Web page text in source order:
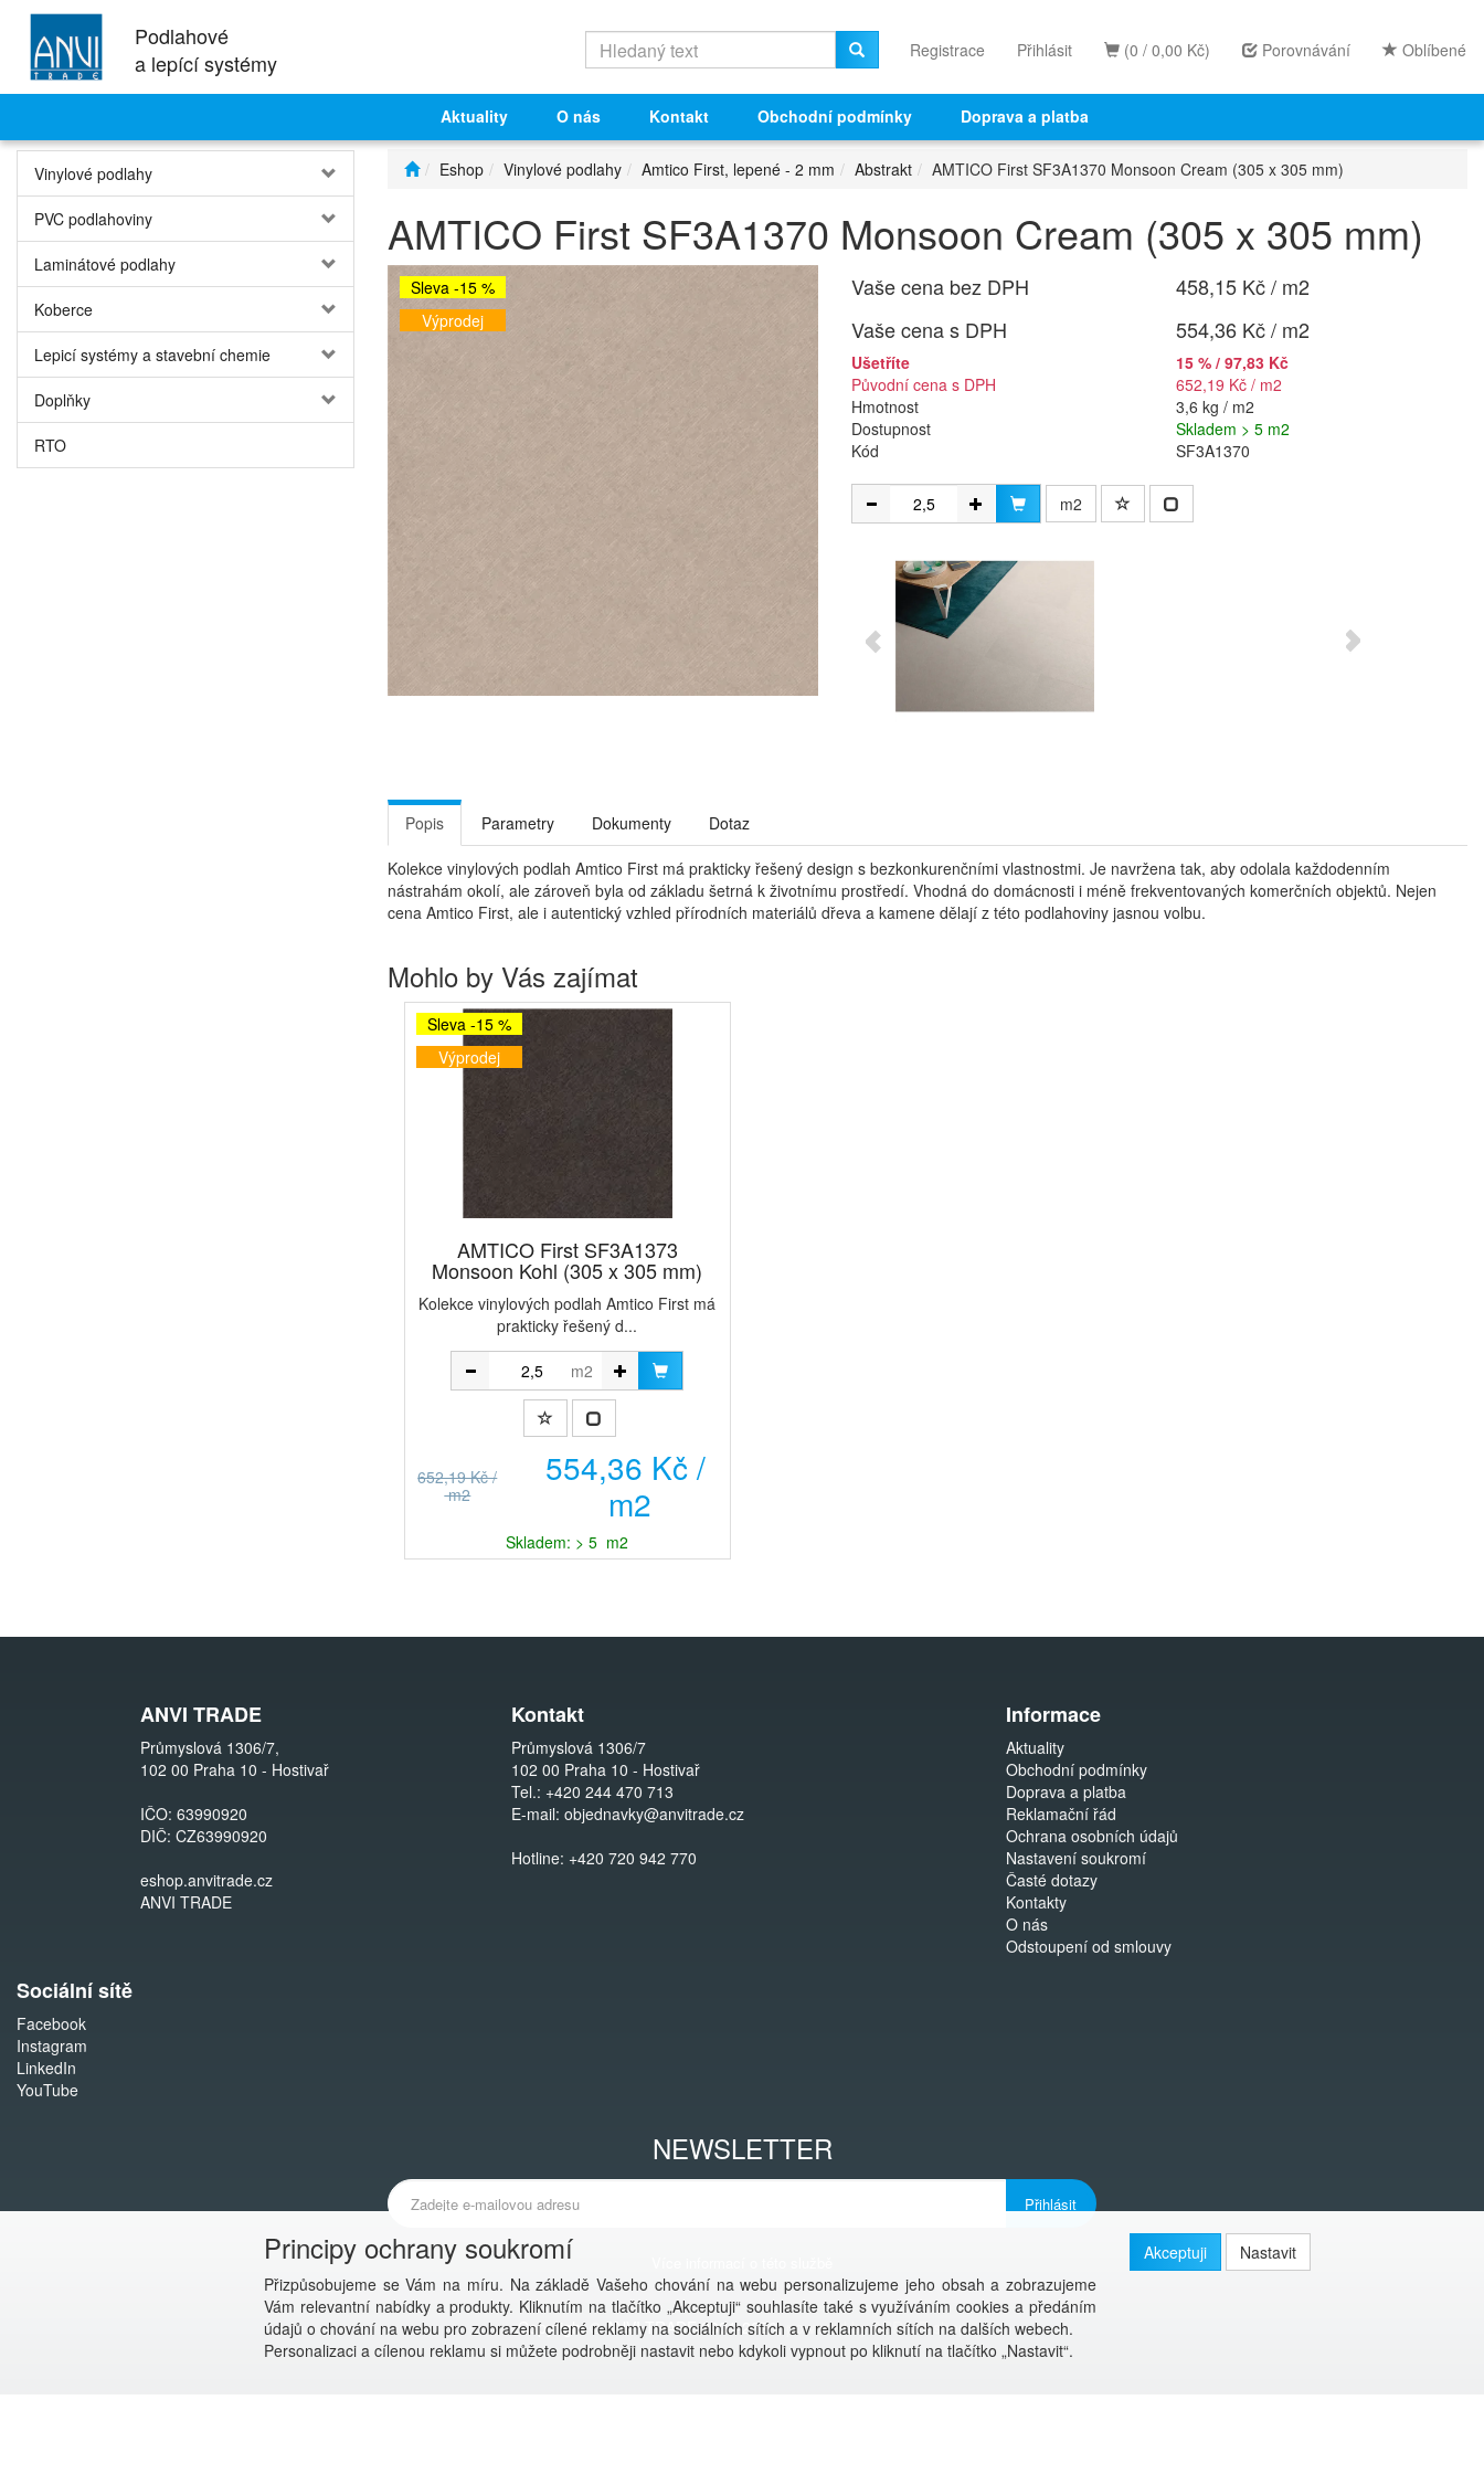
Podlahové
a lepící systémy
(0 / 0,00 Kč) Porovnávání Oblíbené
Registrace Přihlásit
Aktuality O nás Kontakt Obchodní podmínky Doprava a platba
Vinylové podlahy
PVC podlahoviny
Laminátové podlahy
Koberce
Lepicí systémy a stavební chemie
Doplňky
RTO
Eshop Vinylové podlahy Amtico First, lepené - 2 mm Abstrakt AMTICO First SF3A1370 Monsoon Cream (305 x 305 mm)
AMTICO First SF3A1370 Monsoon Cream (305 x 305 mm)
Sleva -15 %
Výprodej
Vaše cena bez DPH
458,15 Kč / m2
Vaše cena s DPH
554,36 Kč / m2
Ušetříte
15 % / 97,83 Kč
Původní cena s DPH
652,19 Kč / m2
Hmotnost
3,6 kg / m2
Dostupnost
Skladem > 5 m2
Kód
SF3A1370
m2
Popis Parametry Dokumenty Dotaz
Kolekce vinylových podlah Amtico First má prakticky řešený design s bezkonkurenčními vlastnostmi. Je navržena tak, aby odolala každodenním
nástrahám okolí, ale zároveň byla od základu šetrná k životnímu prostředí. Vhodná do domácnosti i méně frekventovaných komerčních objektů. Nejen
cena Amtico First, ale i autentický vzhled přírodních materiálů dřeva a kamene dělají z této podlahoviny jasnou volbu.
Mohlo by Vás zajímat
Sleva -15 %
Výprodej
AMTICO First SF3A1373
Monsoon Kohl (305 x 305 mm)
Kolekce vinylových podlah Amtico First má
prakticky řešený d...
m2
652,19 Kč /
m2
554,36 Kč /
m2
Skladem: > 5 m2
ANVI TRADE
Průmyslová 1306/7,
102 00 Praha 10 - Hostivař
IČO: 63990920
DIČ: CZ63990920
eshop.anvitrade.cz
ANVI TRADE
Kontakt
Průmyslová 1306/7
102 00 Praha 10 - Hostivař
Tel.: +420 244 470 713
E-mail: objednavky@anvitrade.cz
Hotline: +420 720 942 770
Informace
Aktuality
Obchodní podmínky
Doprava a platba
Reklamační řád
Ochrana osobních údajů
Nastavení soukromí
Časté dotazy
Kontakty
O nás
Odstoupení od smlouvy
Sociální sítě
Facebook
Instagram
LinkedIn
YouTube
NEWSLETTER
Přihlásit
Copyright © ANVI TRADE 2001-2026, powered by ABRA E-shop
Principy ochrany soukromí
Přizpůsobujeme se Vám na míru. Na základě Vašeho chování na webu personalizujeme jeho obsah a zobrazujeme
Vám relevantní nabídky a produkty. Kliknutím na tlačítko „Akceptuji“ souhlasíte také s využíváním cookies a předáním
údajů o chování na webu pro zobrazení cílené reklamy na sociálních sítích a v reklamních sítích na dalších webech.
Personalizaci a cílenou reklamu si můžete podrobněji nastavit nebo kdykoli vypnout po kliknutí na tlačítko „Nastavit“.
Akceptuji Nastavit